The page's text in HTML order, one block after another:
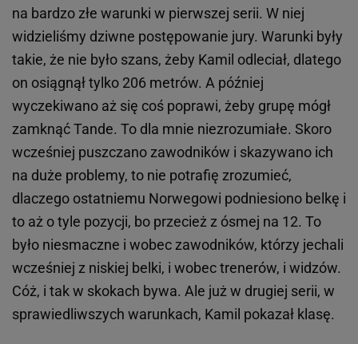
na bardzo złe warunki w pierwszej serii. W niej
widzieliśmy dziwne postępowanie jury. Warunki były
takie, że nie było szans, żeby Kamil odleciał, dlatego
on osiągnął tylko 206 metrów. A później
wyczekiwano aż się coś poprawi, żeby grupę mógł
zamknąć Tande. To dla mnie niezrozumiałe. Skoro
wcześniej puszczano zawodników i skazywano ich
na duże problemy, to nie potrafię zrozumieć,
dlaczego ostatniemu Norwegowi podniesiono belkę i
to aż o tyle pozycji, bo przecież z ósmej na 12. To
było niesmaczne i wobec zawodników, którzy jechali
wcześniej z niskiej belki, i wobec trenerów, i widzów.
Cóż, i tak w skokach bywa. Ale już w drugiej serii, w
sprawiedliwszych warunkach, Kamil pokazał klasę.